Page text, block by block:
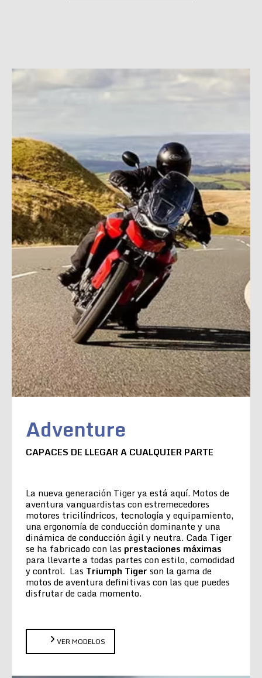
Adventure
CAPACES DE LLEGAR A CUALQUIER PARTE
La nueva generación Tiger ya está aquí. Motos de
aventura vanguardistas con estremecedores
motores tricilíndricos, tecnología y equipamiento,
una ergonomía de conducción dominante y una
dinámica de conducción ágil y neutra. Cada Tiger
se ha fabricado con las prestaciones máximas
para llevarte a todas partes con estilo, comodidad
y control. Las Triumph Tiger son la gama de
motos de aventura definitivas con las que puedes
disfrutar de cada momento.
VER MODELOS